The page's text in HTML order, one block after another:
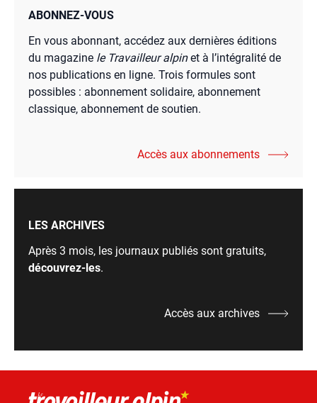
ABONNEZ-VOUS
En vous abonnant, accédez aux dernières éditions
du magazine le Travailleur alpinet à l’intégralité de
nos publications en ligne. Trois formules sont
possibles : abonnement solidaire, abonnement
classique, abonnement de soutien.
Accès aux abonnements
LES ARCHIVES
Après 3 mois, les journaux publiés sont gratuits,
découvrez-les.
Accès aux archives